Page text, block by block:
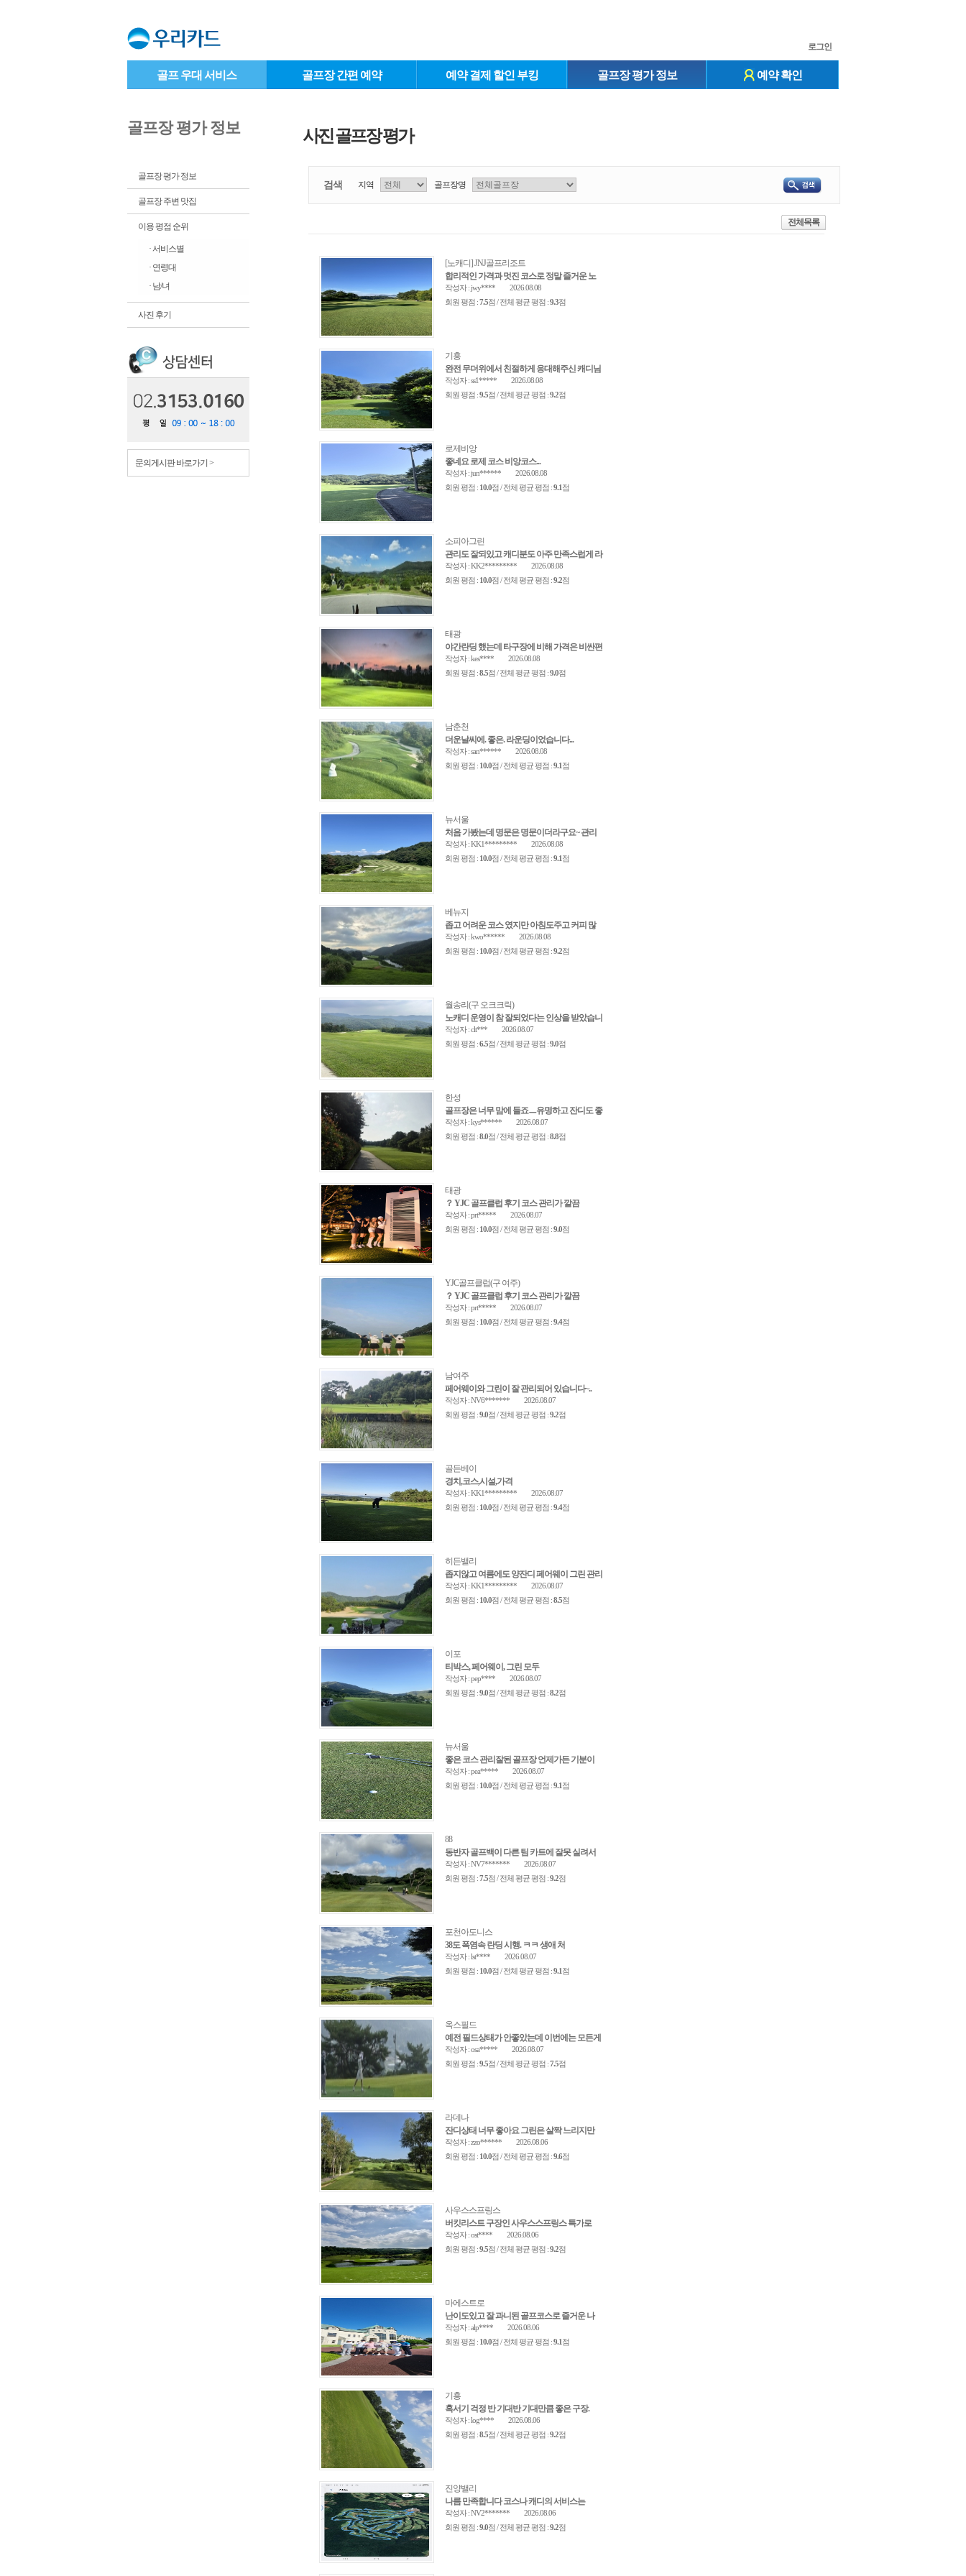
골프 우대 서비스 골프장 간편 예약 예약 결제 할인 부킹 골프장 평가 정보 예약 확인
로그인
골프장 평가 정보
골프장 평가 정보
골프장 주변 맛집
이용 평점 순위
· 서비스별
· 연령대
· 남/녀
사진 후기
문의게시판 바로가기 >
사진 골프장 평가
검색 지역 골프장명
전체목록
[노캐디] JNJ골프리조트
합리적인 가격과 멋진 코스로 정말 즐거운 노
작성자 : jwy****
2026.08.08
회원 평점 :7.5점 / 전체 평균 평점 :9.3점
기흥
완전 무더위에서 친절하게 응대해주신 캐디님
작성자 : ss1*****
2026.08.08
회원 평점 :9.5점 / 전체 평균 평점 :9.2점
로제비앙
좋네요 로제 코스 비앙코스...
작성자 : jun******
2026.08.08
회원 평점 : 10.0점 / 전체 평균 평점 :9.1점
소피아그린
관리도 잘되있고 캐디분도 아주 만족스럽게 라
작성자 : KK2*********
2026.08.08
회원 평점 : 10.0점 / 전체 평균 평점 :9.2점
태광
야간란딩 했는데 타구장에 비해 가격은 비싼편
작성자 : kes****
2026.08.08
회원 평점 :8.5점 / 전체 평균 평점 :9.0점
남춘천
더운날씨에. 좋은. 라운딩이었습니다...
작성자 : san******
2026.08.08
회원 평점 : 10.0점 / 전체 평균 평점 :9.1점
뉴서울
처음 가봤는데 명문은 명문이더라구요~ 관리
작성자 : KK1*********
2026.08.08
회원 평점 : 10.0점 / 전체 평균 평점 :9.1점
베뉴지
좁고 어려운 코스 였지만 아침도주고 커피 많
작성자 : kwo******
2026.08.08
회원 평점 : 10.0점 / 전체 평균 평점 :9.2점
월송리(구 오크크릭)
노캐디 운영이 참 잘되었다는 인상을 받았습니
작성자 : clt***
2026.08.07
회원 평점 :6.5점 / 전체 평균 평점 :9.0점
한성
골프장은 너무 맘에 들죠ㅡ유명하고 잔디도 좋
작성자 : kys******
2026.08.07
회원 평점 :8.0점 / 전체 평균 평점 :8.8점
태광
？ YJC 골프클럽 후기 코스 관리가 깔끔
작성자 : prt*****
2026.08.07
회원 평점 : 10.0점 / 전체 평균 평점 :9.0점
YJC골프클럽(구 여주)
？ YJC 골프클럽 후기 코스 관리가 깔끔
작성자 : prt*****
2026.08.07
회원 평점 : 10.0점 / 전체 평균 평점 :9.4점
남여주
페어웨이와 그린이 잘 관리되어 있습니다~..
작성자 : NV6*******
2026.08.07
회원 평점 :9.0점 / 전체 평균 평점 :9.2점
골든베이
경치,코스,시설,가격
작성자 : KK1*********
2026.08.07
회원 평점 : 10.0점 / 전체 평균 평점 :9.4점
히든밸리
좁지않고 여름에도 양잔디 페어웨이 그린 관리
작성자 : KK1*********
2026.08.07
회원 평점 : 10.0점 / 전체 평균 평점 :8.5점
이포
티박스, 페어웨이, 그린 모두
작성자 : pep****
2026.08.07
회원 평점 :9.0점 / 전체 평균 평점 :8.2점
뉴서울
좋은 코스 관리잘된 골프장 언제가든 기분이
작성자 : pea*****
2026.08.07
회원 평점 : 10.0점 / 전체 평균 평점 :9.1점
88
동반자 골프백이 다른 팀 카트에 잘못 실려서
작성자 : NV7*******
2026.08.07
회원 평점 :7.5점 / 전체 평균 평점 :9.2점
포천아도니스
38도 폭염속 란딩 시행. ㅋㅋ 생애 처
작성자 : lst****
2026.08.07
회원 평점 : 10.0점 / 전체 평균 평점 :9.1점
옥스필드
예전 필드상태가 안좋았는데 이번에는 모든게
작성자 : osa*****
2026.08.07
회원 평점 :9.5점 / 전체 평균 평점 :7.5점
라데나
잔디상태 너무 좋아요 그린은 살짝 느리지만
작성자 : zzo******
2026.08.06
회원 평점 : 10.0점 / 전체 평균 평점 :9.6점
사우스스프링스
버킷리스트 구장인 사우스스프링스 특가로
작성자 : ost****
2026.08.06
회원 평점 :9.5점 / 전체 평균 평점 :9.2점
마에스트로
난이도있고 잘 과니된 골프코스로 즐거운 나
작성자 : alp****
2026.08.06
회원 평점 : 10.0점 / 전체 평균 평점 :9.1점
기흥
혹서기 걱정 반 기대반 기대만큼 좋은 구장.
작성자 : log****
2026.08.06
회원 평점 :8.5점 / 전체 평균 평점 :9.2점
진양밸리
나름 만족합니다 코스나 캐디의 서비스는
작성자 : NV2*******
2026.08.06
회원 평점 :9.0점 / 전체 평균 평점 :9.2점